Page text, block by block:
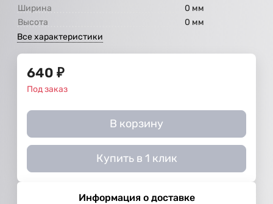
Ширина
0 мм
Высота
0 мм
Все характеристики
640 ₽
Под заказ
В корзину
Купить в 1 клик
Информация о доставке